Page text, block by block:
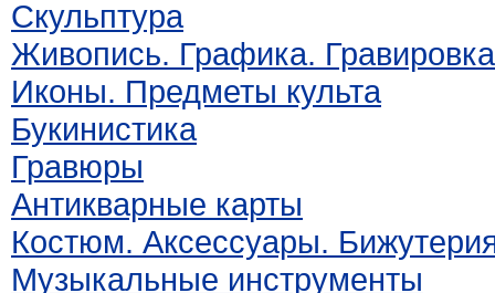
Скульптура
Живопись. Графика. Гравировка
Иконы. Предметы культа
Букинистика
Гравюры
Антикварные карты
Костюм. Аксессуары.
Музыкальные инструменты